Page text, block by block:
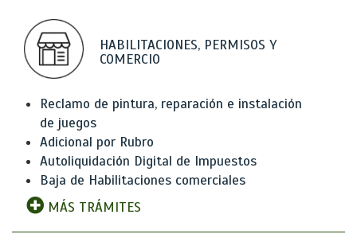
HABILITACIONES, PERMISOS Y
COMERCIO
Reclamo de pintura, reparación e instalación
de juegos
Adicional por Rubro
Autoliquidación Digital de Impuestos
Baja de Habilitaciones comerciales
MÁS TRÁMITES